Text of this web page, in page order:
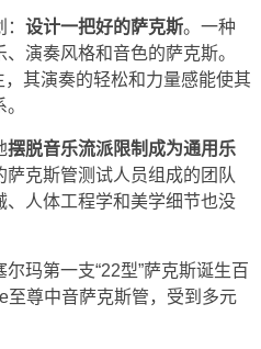
设计一把好的萨克斯。一种
演奏风格和音色的萨克斯。
其演奏的轻松和力量感能使其
摆脱音乐流派限制成为通用乐
克斯管测试人员组成的团队
人体工程学和美学细节也没
玛第一支“22型”萨克斯诞生百
至尊中音萨克斯管，受到多元